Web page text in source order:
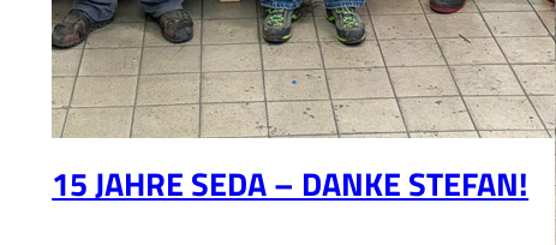
15 JAHRE SEDA – DANKE STEFAN!